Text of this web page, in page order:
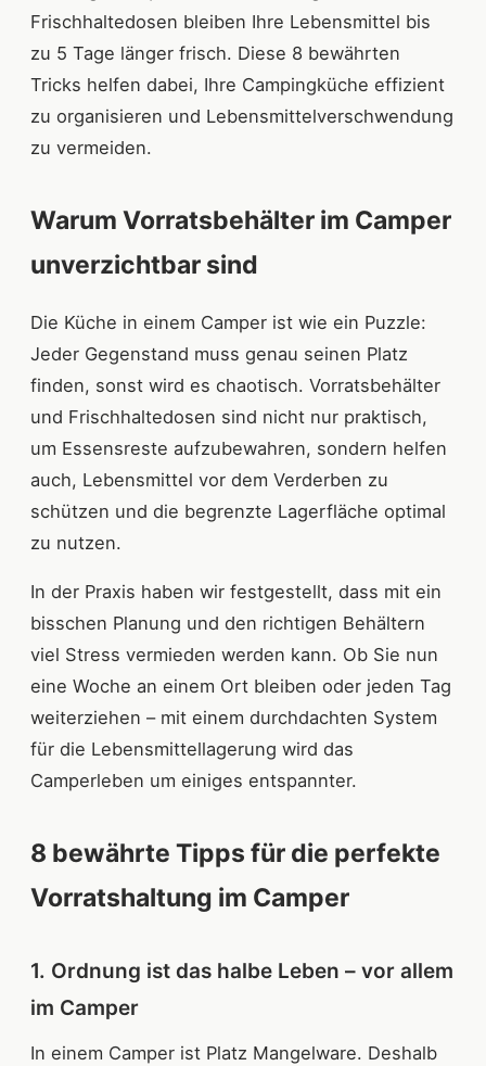
Frischhaltedosen bleiben Ihre Lebensmittel bis
zu 5 Tage länger frisch. Diese 8 bewährten
Tricks helfen dabei, Ihre Campingküche effizient
zu organisieren und Lebensmittelverschwendung
zu vermeiden.
Warum Vorratsbehälter im Camper
unverzichtbar sind
Die Küche in einem Camper ist wie ein Puzzle:
Jeder Gegenstand muss genau seinen Platz
finden, sonst wird es chaotisch. Vorratsbehälter
und Frischhaltedosen sind nicht nur praktisch,
um Essensreste aufzubewahren, sondern helfen
auch, Lebensmittel vor dem Verderben zu
schützen und die begrenzte Lagerfläche optimal
zu nutzen.
In der Praxis haben wir festgestellt, dass mit ein
bisschen Planung und den richtigen Behältern
viel Stress vermieden werden kann. Ob Sie nun
eine Woche an einem Ort bleiben oder jeden Tag
weiterziehen – mit einem durchdachten System
für die Lebensmittellagerung wird das
Camperleben um einiges entspannter.
8 bewährte Tipps für die perfekte
Vorratshaltung im Camper
1. Ordnung ist das halbe Leben – vor allem
im Camper
In einem Camper ist Platz Mangelware. Deshalb